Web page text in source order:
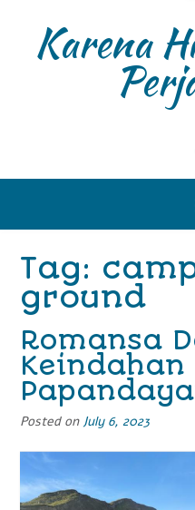
Karena
Tag:
ground
Romansa
Keindahan
Posted on July 6, 2023